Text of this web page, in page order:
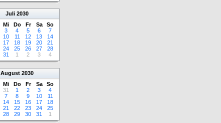
Juli 2030
Mi Do Fr Sa
So
3 4 5 6
7
10 11 12 13
14
17 18 19 20
21
24 25 26 27
28
31 1 2 3 4
August 2030
Mi Do Fr Sa
So
31 1 2 3
4
7 8 9 10
11
14 15 16 17
18
21 22 23 24
25
28 29 30 31 1